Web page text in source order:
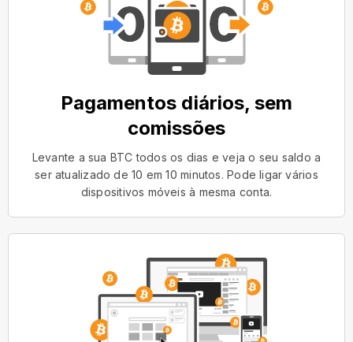
Pagamentos diários, sem
comissões
Levante a sua BTC todos os dias e veja o seu saldo a
ser atualizado de 10 em 10 minutos. Pode ligar vários
dispositivos móveis à mesma conta.